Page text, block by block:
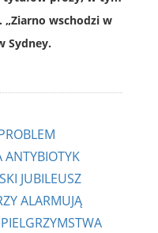
„Ziarno wschodzi w
Sydney.
JUBILEUSZ
ALARMUJĄ